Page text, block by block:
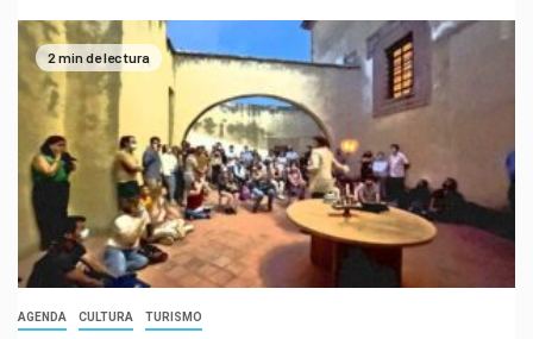
2 min de lectura
AGENDA CULTURA TURISMO